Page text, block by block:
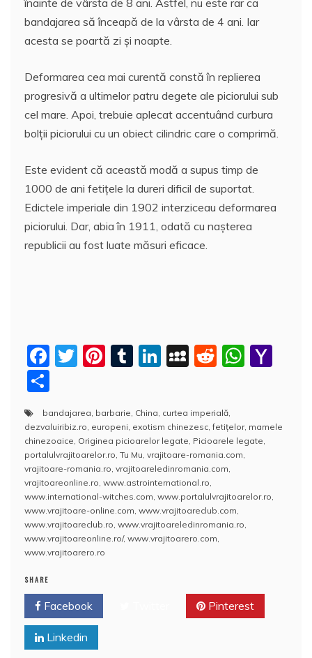
înainte de vârsta de 8 ani. Astfel, nu este rar ca
bandajarea să înceapă de la vârsta de 4 ani. Iar
acesta se poartă zi şi noapte.
Deformarea cea mai curentă constă în replierea
progresivă a ultimelor patru degete ale piciorului sub
cel mare. Apoi, trebuie aplecat accentuând curbura
bolţii piciorului cu un obiect cilindric care o comprimă.
Este evident că această modă a supus timp de
1000 de ani fetiţele la dureri dificil de suportat.
Edictele imperiale din 1902 interziceau deformarea
piciorului. Dar, abia în 1911, odată cu naşterea
republicii au fost luate măsuri eficace.
F
e
b
o
o
k
T
er
Pi
e
st
T
bl
r
Li
e
dI
n
M
p
a
c
e
R
di
t
W
s
A
p
o
a
rt
aj
e
a
z
ă
bandajarea, barbarie, China, curtea imperială,
dezvaluiribiz.ro, europeni, exotism chinezesc,fetiţelor, mamele
chinezoaice, Originea picioarelor legate, Picioarele legate,
portalulvrajitoarelor.ro, Tu Mu, vrajitoare-romania.com,
vrajitoare-romania.ro, vrajitoareledinromania.com,
vrajitoareonline.ro, www.astrointernational.ro,
www.international-witches.com, www.portalulvrajitoarelor.ro,
www.vrajitoare-online.com, www.vrajitoareclub.com,
www.vrajitoareclub.ro, www.vrajitoareledinromania.ro,
www.vrajitoareonline.ro/, www.vrajitoarero.com,
www.vrajitoarero.ro
SHARE
Facebook Pinterest
Linkedin